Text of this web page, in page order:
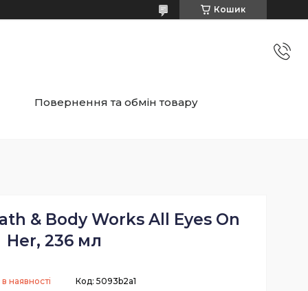
Кошик
Повернення та обмін товару
& Body Works All Eyes On
Her, 236 мл
наявності Код: 5093b2a1